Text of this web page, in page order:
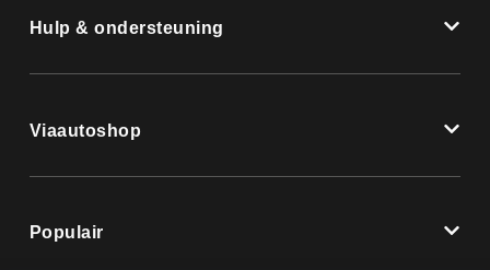
Hulp & ondersteuning
Viaautoshop
Populair